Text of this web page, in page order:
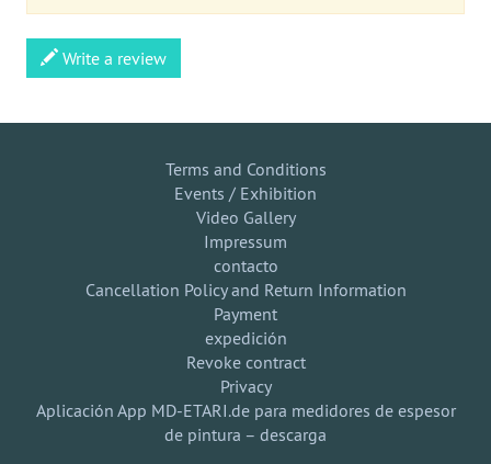
Write a review
Terms and Conditions
Events / Exhibition
Video Gallery
Impressum
contacto
Cancellation Policy and Return Information
Payment
expedición
Revoke contract
Privacy
Aplicación App MD-ETARI.de para medidores de espesor
de pintura – descarga